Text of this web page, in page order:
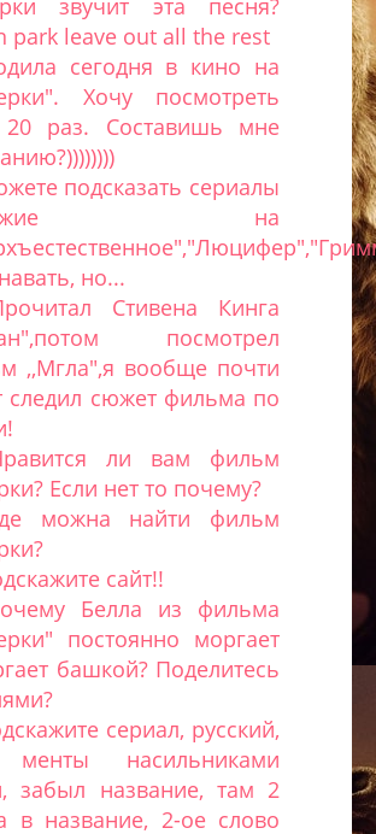
звучит эта песня?
park leave out all the rest
сегодня в кино на
Хочу посмотреть
раз. Составишь мне
подсказать сериалы
на
но...
Стивена Кинга
посмотрел
,,Мгла",я вообще почти
следил сюжет фильма по
ли вам фильм
Если нет то почему?
можна найти фильм
сайт!!
Белла из фильма
постоянно моргает
башкой? Поделитесь
сериал, русский,
насильниками
забыл название, там 2
в название, 2-ое слово